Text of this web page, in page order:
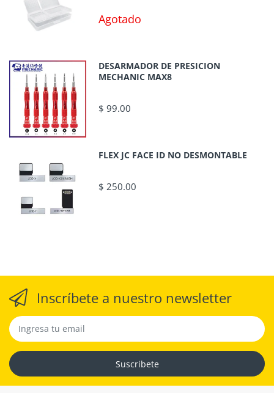
Agotado
DESARMADOR DE PRESICION
MECHANIC MAX8
$ 99.00
FLEX JC FACE ID NO DESMONTABLE
$ 250.00
Inscríbete a nuestro newsletter
Suscribete